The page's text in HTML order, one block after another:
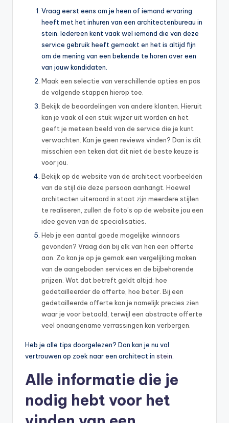
Vraag eerst eens om je heen of iemand ervaring
heeft met het inhuren van een architectenbureau in
stein. Iedereen kent vaak wel iemand die van deze
service gebruik heeft gemaakt en het is altijd fijn
om de mening van een bekende te horen over een
van jouw kandidaten.
Maak een selectie van verschillende opties en pas
de volgende stappen hierop toe.
Bekijk de beoordelingen van andere klanten. Hieruit
kan je vaak al een stuk wijzer uit worden en het
geeft je meteen beeld van de service die je kunt
verwachten. Kan je geen reviews vinden? Dan is dit
misschien een teken dat dit niet de beste keuze is
voor jou.
Bekijk op de website van de architect voorbeelden
van de stijl die deze persoon aanhangt. Hoewel
architecten uiteraard in staat zijn meerdere stijlen
te realiseren, zullen de foto’s op de website jou een
idee geven van de specialisaties.
Heb je een aantal goede mogelijke winnaars
gevonden? Vraag dan bij elk van hen een offerte
aan. Zo kan je op je gemak een vergelijking maken
van de aangeboden services en de bijbehorende
prijzen. Wat dat betreft geldt altijd: hoe
gedetailleerder de offerte, hoe beter. Bij een
gedetailleerde offerte kan je namelijk precies zien
waar je voor betaald, terwijl een abstracte offerte
veel onaangename verrassingen kan verbergen.
Heb je alle tips doorgelezen? Dan kan je nu vol
vertrouwen op zoek naar een architect in stein.
Alle informatie die je
nodig hebt voor het